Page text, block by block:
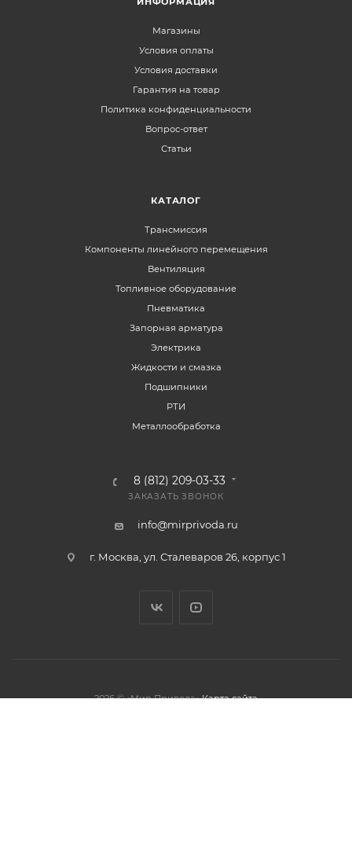
Магазины
Условия оплаты
Условия доставки
Гарантия на товар
Политика конфиденциальности
Вопрос-ответ
Статьи
КАТАЛОГ
Трансмиссия
Компоненты линейного перемещения
Вентиляция
Топливное оборудование
Пневматика
Запорная арматура
Электрика
Жидкости и смазка
Подшипники
РТИ
Металлообработка
8 (812) 209-03-33
ЗАКАЗАТЬ ЗВОНОК
info@mirprivoda.ru
г. Москва, ул. Сталеваров 26, корпус 1
2026 © «Мир Привода» Карта сайта